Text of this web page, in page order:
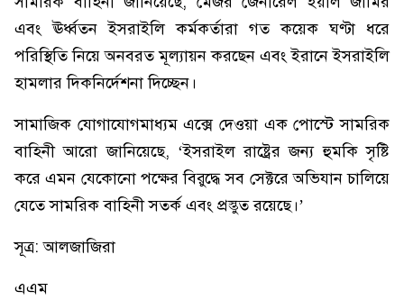
এবং ঊর্ধ্বতন ইসরাইলি কর্মকর্তারা গত কয়েক ঘণ্টা ধরে
পরিস্থিতি নিয়ে অনবরত মূল্যায়ন করছেন এবং ইরানে ইসরাইলি
হামলার দিকনির্দেশনা দিচ্ছেন।
সামাজিক যোগাযোগমাধ্যম এক্সে দেওয়া এক পোস্টে সামরিক
বাহিনী আরো জানিয়েছে, ‘ইসরাইল রাষ্ট্রের জন্য হুমকি সৃষ্টি
করে এমন যেকোনো পক্ষের বিরুদ্ধে সব সেক্টরে অভিযান চালিয়ে
যেতে সামরিক বাহিনী সতর্ক এবং প্রস্তুত রয়েছে।’
সূত্র: আলজাজিরা
এএম